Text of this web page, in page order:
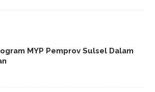
MYP Pemprov Sulsel Dalam